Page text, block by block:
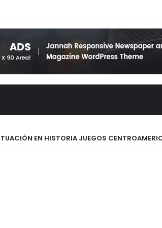
EN HISTORIA JUEGOS